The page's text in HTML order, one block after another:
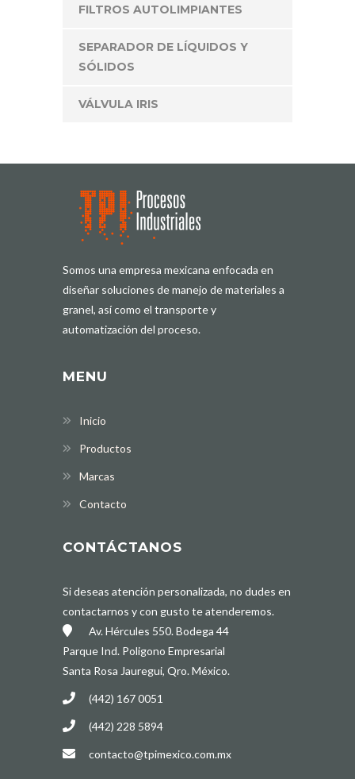
FILTROS AUTOLIMPIANTES
SEPARADOR DE LÍQUIDOS Y
SÓLIDOS
VÁLVULA IRIS
Somos una empresa mexicana enfocada en
diseñar soluciones de manejo de materiales a
granel, así como el transporte y
automatización del proceso.
MENU
Inicio
Productos
Marcas
Contacto
CONTÁCTANOS
Si deseas atención personalizada, no dudes en
contactarnos y con gusto te atenderemos.
Av. Hércules 550. Bodega 44
Parque Ind. Poligono Empresarial
Santa Rosa Jauregui, Qro. México.
(442) 167 0051
(442) 228 5894
contacto@tpimexico.com.mx